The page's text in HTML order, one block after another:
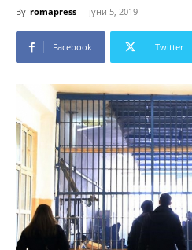
By romapress - јуни 5, 2019
Facebook Twitter